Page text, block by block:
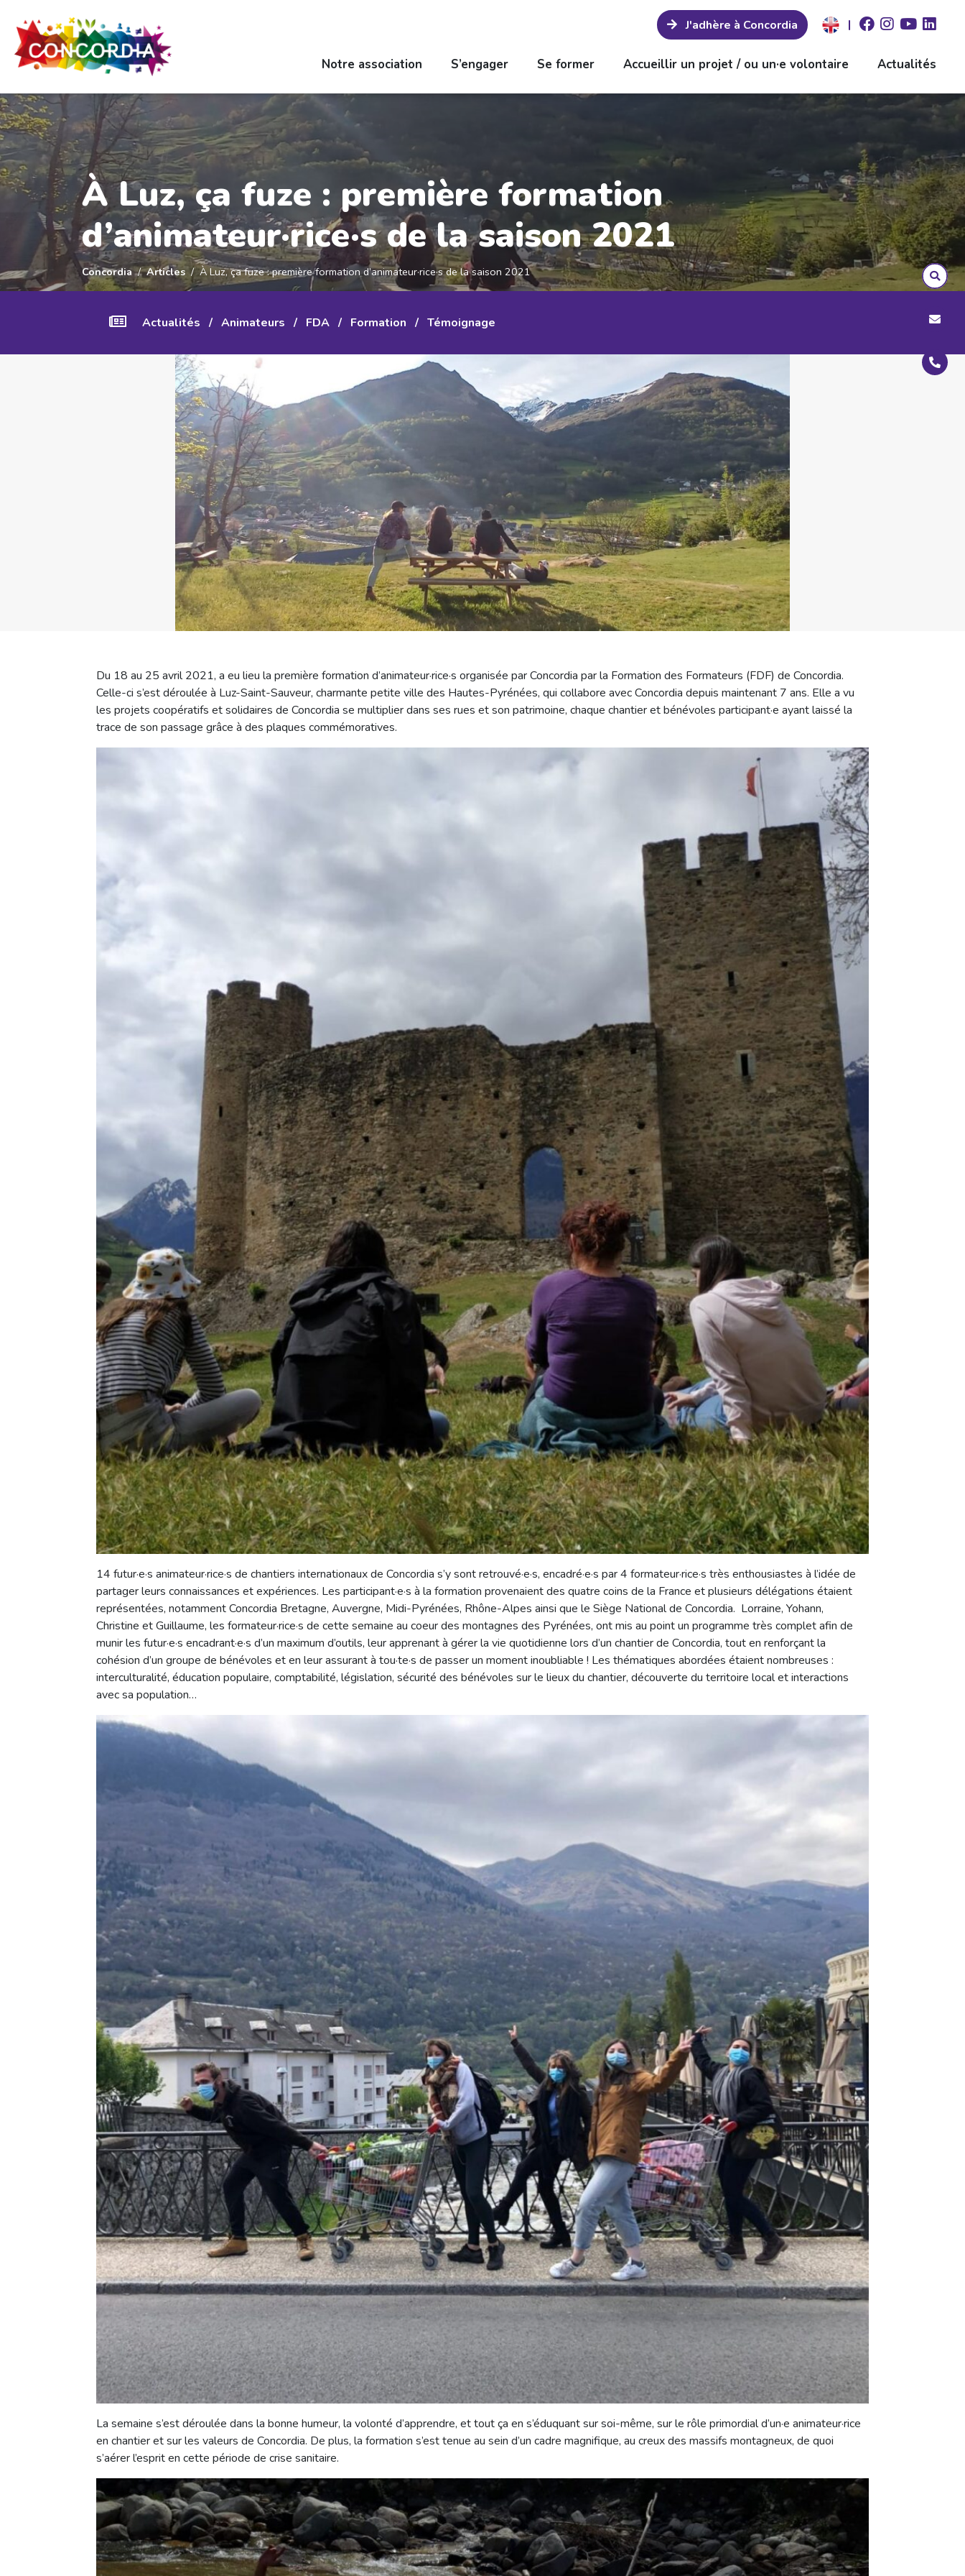
J'adhère à Concordia |
Notre association S’engager Se former Accueillir un projet / ou un·e volontaire Actualités
À Luz, ça fuze : première formation
d’animateur·rice·s de la saison 2021
Concordia Articles À Luz, ça fuze : première formation d’animateur·rice·s de la saison 2021
Actualités / Animateurs / FDA/ Formation / Témoignage
Du 18 au 25 avril 2021, a eu lieu la première formation d’animateur·rice·s organisée par Concordia par la Formation des Formateurs (FDF) de Concordia.
Celle-ci s’est déroulée à Luz-Saint-Sauveur, charmante petite ville des Hautes-Pyrénées, qui collabore avec Concordia depuis maintenant 7 ans. Elle a vu
les projets coopératifs et solidaires de Concordia se multiplier dans ses rues et son patrimoine, chaque chantier et bénévoles participant·e ayant laissé la
trace de son passage grâce à des plaques commémoratives.
14 futur·e·s animateur·rice·s de chantiers internationaux de Concordia s’y sont retrouvé·e·s, encadré·e·s par 4 formateur·rice·s très enthousiastes à l’idée de
partager leurs connaissances et expériences. Les participant·e·s à la formation provenaient des quatre coins de la France et plusieurs délégations étaient
représentées, notamment Concordia Bretagne, Auvergne, Midi-Pyrénées, Rhône-Alpes ainsi que le Siège National de Concordia. Lorraine, Yohann,
Christine et Guillaume, les formateur·rice·s de cette semaine au coeur des montagnes des Pyrénées, ont mis au point un programme très complet afin de
munir les futur·e·s encadrant·e·s d’un maximum d’outils, leur apprenant à gérer la vie quotidienne lors d’un chantier de Concordia, tout en renforçant la
cohésion d’un groupe de bénévoles et en leur assurant à tou·te·s de passer un moment inoubliable ! Les thématiques abordées étaient nombreuses :
interculturalité, éducation populaire, comptabilité, législation, sécurité des bénévoles sur le lieux du chantier, découverte du territoire local et interactions
avec sa population…
La semaine s’est déroulée dans la bonne humeur, la volonté d’apprendre, et tout ça en s’éduquant sur soi-même, sur le rôle primordial d’un·e animateur·rice
en chantier et sur les valeurs de Concordia. De plus, la formation s’est tenue au sein d’un cadre magnifique, au creux des massifs montagneux, de quoi
s’aérer l’esprit en cette période de crise sanitaire.